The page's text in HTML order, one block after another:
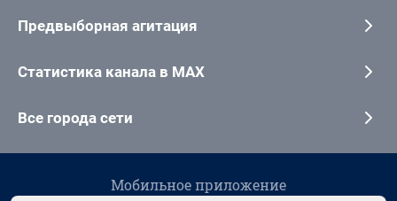
Предвыборная агитация
Статистика канала в MAX
Все города сети
Мобильное приложение